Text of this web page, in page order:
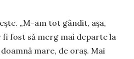
„M-am tot gândit, așa,
fi fost să merg mai departe la
mare, de oraș. Mai